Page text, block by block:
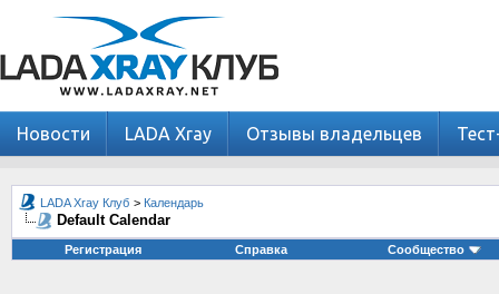
Новости LADA Xray Отзывы владельцев
LADA Xray Клуб > Календарь
Default Calendar
Регистрация Справка Сообщество